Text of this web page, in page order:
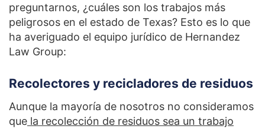
preguntarnos, ¿cuáles son los trabajos más
peligrosos en el estado de Texas? Esto es lo que
ha averiguado el equipo jurídico de Hernandez
Law Group:
Recolectores y recicladores de residuos
Aunque la mayoría de nosotros no consideramos
que la recolección de residuos sea un trabajo